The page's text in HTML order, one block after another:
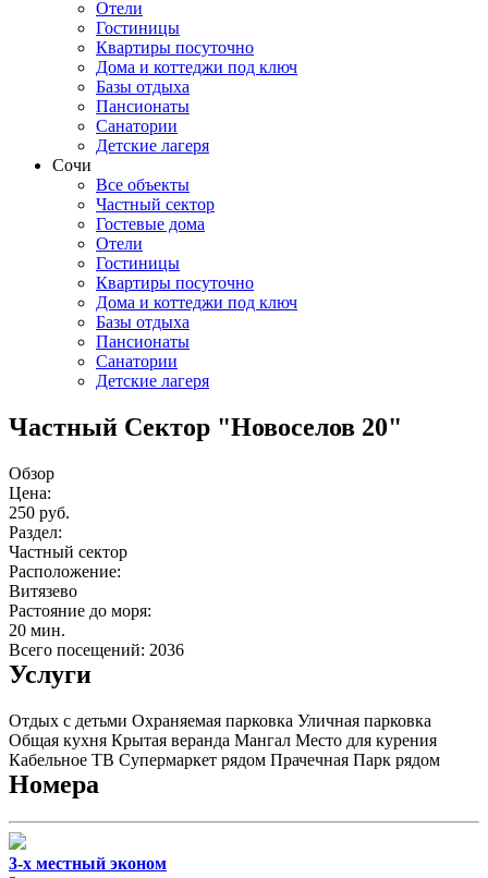
Отели
Гостиницы
Квартиры посуточно
Дома и коттеджи под ключ
Базы отдыха
Пансионаты
Санатории
Детские лагеря
Сочи
Все объекты
Частный сектор
Гостевые дома
Отели
Гостиницы
Квартиры посуточно
Дома и коттеджи под ключ
Базы отдыха
Пансионаты
Санатории
Детские лагеря
Частный Сектор "Новоселов 20"
Обзор
Цена:
250 руб.
Раздел:
Частный сектор
Расположение:
Витязево
Растояние до моря:
20 мин.
Всего посещений: 2036
Услуги
Отдых с детьми Охраняемая парковка Уличная парковка
Общая кухня Крытая веранда Мангал Место для курения
Кабельное ТВ Супермаркет рядом Прачечная Парк рядом
Номера
3-х местный эконом